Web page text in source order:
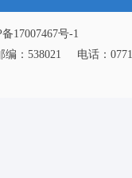
17007467号-1
编：538021 电话：